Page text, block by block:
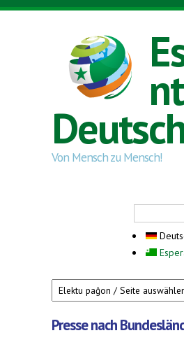
Direkt zum Inhalt
Von Mensch zu Mensch!
Presse nach